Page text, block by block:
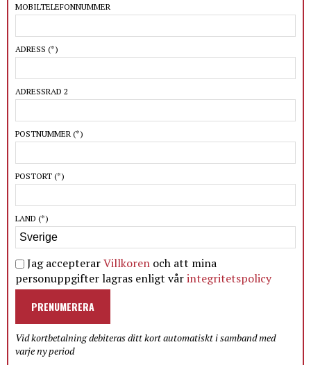
MOBILTELEFONNUMMER
ADRESS (*)
ADRESSRAD 2
POSTNUMMER (*)
POSTORT (*)
LAND (*)
Jag accepterarVillkoren och att mina
personuppgifter lagras enligt vårintegritetspolicy
PRENUMERERA
Vid kortbetalning debiteras ditt kort automatiskt i samband med
varje ny period